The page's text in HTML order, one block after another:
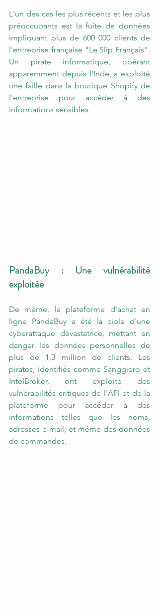
L'un des cas les plus récents et les plus
préoccupants est la fuite de données
impliquant plus de 600 000 clients de
l'entreprise française "Le Slip Français".
Un pirate informatique, opérant
apparemment depuis l'Inde, a exploité
une faille dans la boutique Shopify de
l'entreprise pour accéder à des
informations sensibles.
PandaBuy : Une vulnérabilité
exploitée
De même, la plateforme d'achat en
ligne PandaBuy a été la cible d'une
cyberattaque dévastatrice, mettant en
danger les données personnelles de
plus de 1,3 million de clients. Les
pirates, identifiés comme Sanggiero et
IntelBroker, ont exploité des
vulnérabilités critiques de l'API et de la
plateforme pour accéder à des
informations telles que les noms,
adresses e-mail, et même des données
de commandes.